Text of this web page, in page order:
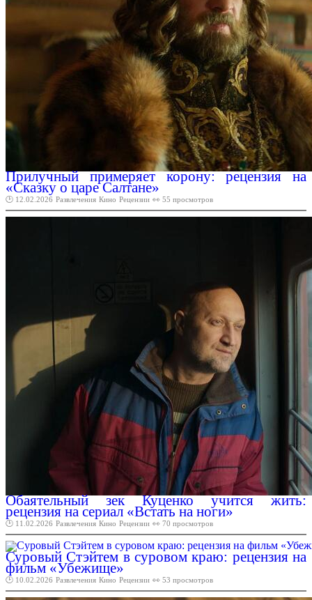
Прилучный примеряет корону: рецензия на
«Сказку о царе Салтане»
🕑 12.02.2026 Развлечения Кино Рецензии 👀 55 просмотров
Обаятельный зек Куценко учится жить:
рецензия на сериал «Встать на ноги»
🕑 11.02.2026 Развлечения Кино Рецензии 👀 70 просмотров
Суровый Стэйтем в суровом краю: рецензия на
фильм «Убежище»
🕑 10.02.2026 Развлечения Кино Рецензии 👀 53 просмотров